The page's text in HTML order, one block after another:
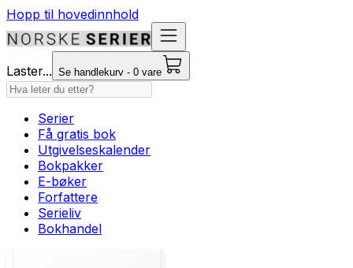
Hopp til hovedinnhold
Laster... Se handlekurv - 0 vare
Serier
Få gratis bok
Utgivelseskalender
Bokpakker
E-bøker
Forfattere
Serieliv
Bokhandel